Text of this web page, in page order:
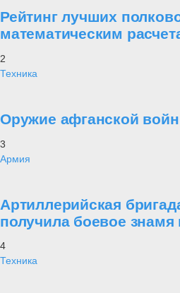
Рейтинг лучших
математическим
2
Техника
Оружие афганской
3
Армия
Артиллерийская
получила боевое знамя
4
Техника